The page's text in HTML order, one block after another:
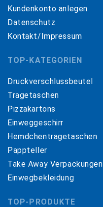
Kundenkonto anlegen
Datenschutz
Kontakt/Impressum
TOP-KATEGORIEN
Druckverschlussbeutel
Tragetaschen
Pizzakartons
Einweggeschirr
Hemdchentragetaschen
Pappteller
Take Away Verpackungen
Einwegbekleidung
TOP-PRODUKTE